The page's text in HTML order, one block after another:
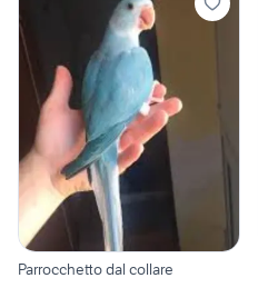
Parrocchetto dal collare